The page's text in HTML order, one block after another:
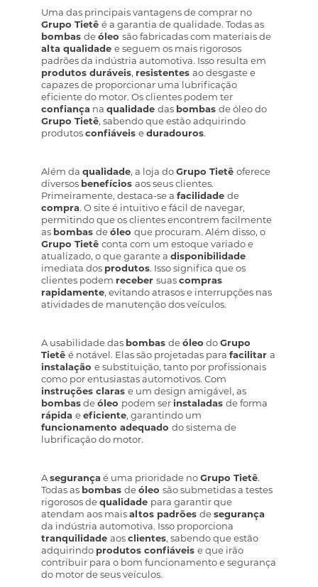
Uma das principais vantagens de comprar no
Grupo Tietêé a garantia de qualidade. Todas as
bombasdeóleosão fabricadas com materiais de
alta qualidadee seguem os mais rigorosos
padrões da indústria automotiva. Isso resulta em
produtos duráveis, resistentesao desgaste e
capazes de proporcionar uma lubrificação
eficiente do motor. Os clientes podem ter
confiança naqualidadedas bombasde óleo do
Grupo Tietê, sabendo que estão adquirindo
produtosconfiáveiseduradouros.
Além daqualidade, a loja doGrupo Tietêoferece
diversos benefíciosaos seus clientes.
Primeiramente, destaca-se afacilidadede
compra. O site é intuitivo e fácil de navegar,
permitindo que os clientes encontrem facilmente
as bombasdeóleoque procuram. Além disso, o
Grupo Tietêconta com um estoque variado e
atualizado, o que garante adisponibilidade
imediata dos produtos. Isso significa que os
clientes podem recebersuascompras
rapidamente, evitando atrasos e interrupções nas
atividades de manutenção dos veículos.
A usabilidade das bombasdeóleo doGrupo
Tietêé notável. Elas são projetadas parafacilitara
instalaçãoe substituição, tanto por profissionais
como por entusiastas automotivos. Com
instruções clarase um design amigável, as
bombasdeóleo podem serinstaladasde forma
rápidaeeficiente, garantindo um
funcionamento adequadodo sistema de
lubrificação do motor.
Asegurança é uma prioridade noGrupo Tietê.
Todas as bombasdeóleosão submetidas a testes
rigorosos dequalidade para garantir que
atendam aos maisaltos padrõesdesegurança
da indústria automotiva. Isso proporciona
tranquilidadeaosclientes, sabendo que estão
adquirindo produtos confiáveise que irão
contribuir para o bom funcionamento e segurança
do motor de seus veículos.